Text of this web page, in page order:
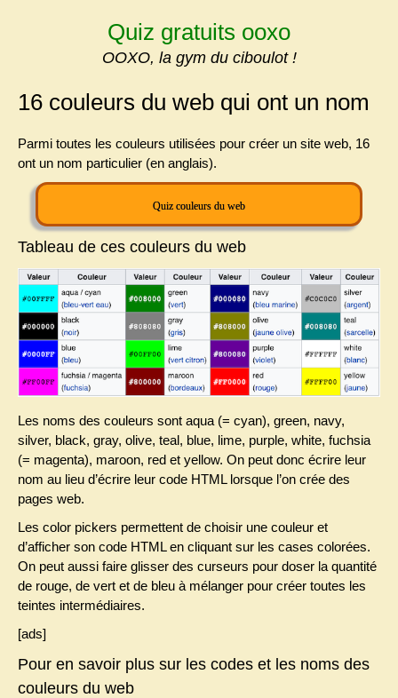
Quiz gratuits ooxo
OOXO, la gym du ciboulot !
16 couleurs du web qui ont un nom
Parmi toutes les couleurs utilisées pour créer un site web, 16
ont un nom particulier (en anglais).
Quiz couleurs du web
Tableau de ces couleurs du web
Les noms des couleurs sont aqua (= cyan), green, navy,
silver, black, gray, olive, teal, blue, lime, purple, white, fuchsia
(= magenta), maroon, red et yellow. On peut donc écrire leur
nom au lieu d’écrire leur code HTML lorsque l’on crée des
pages web.
Les color pickers permettent de choisir une couleur et
d’afficher son code HTML en cliquant sur les cases colorées.
On peut aussi faire glisser des curseurs pour doser la quantité
de rouge, de vert et de bleu à mélanger pour créer toutes les
teintes intermédiaires.
[ads]
Pour en savoir plus sur les codes et les noms des
couleurs du web